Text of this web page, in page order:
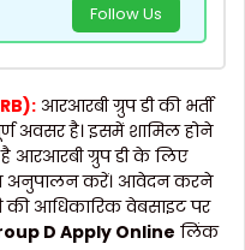
Follow Us
आरआरबी ग्रुप डी की भर्ती
अवसर है। इसमें शामिल होने
ग्रुप डी के लिए
अनुपालन करें। आवेदन करने
की आधिकारिक वेबसाइट पर
D Apply Online लिंक